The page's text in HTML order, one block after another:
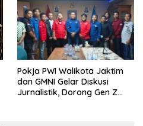
Pokja PWI Walikota Jaktim
dan GMNI Gelar Diskusi
Jurnalistik, Dorong Gen Z